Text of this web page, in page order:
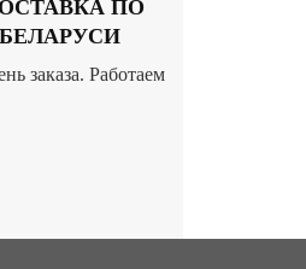
ПО
заказа. Работаем